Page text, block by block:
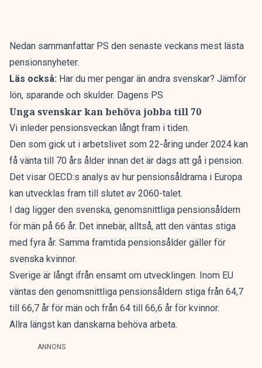
Nedan sammanfattar PS den senaste veckans mest lästa
pensionsnyheter.
Läs också: Har du mer pengar än andra svenskar? Jämför
lön, sparande och skulder. Dagens PS
Unga svenskar kan behöva jobba till 70
Vi inleder pensionsveckan långt fram i tiden.
Den som gick ut i arbetslivet som 22-åring under 2024 kan
få vänta till 70 års ålder innan det är dags att gå i pension.
Det visar OECD:s analys av hur pensionsåldrarna i Europa
kan utvecklas fram till slutet av 2060-talet.
I dag ligger den svenska, genomsnittliga pensionsåldern
för män på 66 år. Det innebär, alltså, att den väntas stiga
med fyra år. Samma framtida pensionsålder gäller för
svenska kvinnor.
Sverige är långt ifrån ensamt om utvecklingen. Inom EU
väntas den genomsnittliga pensionsåldern stiga från 64,7
till 66,7 år för män och från 64 till 66,6 år för kvinnor.
Allra längst kan danskarna behöva arbeta.
ANNONS